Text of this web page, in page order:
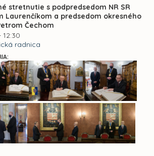
stretnutie s podpredsedom NR SR
Laurenčíkom a predsedom okresného
Čechom
12:30
radnica